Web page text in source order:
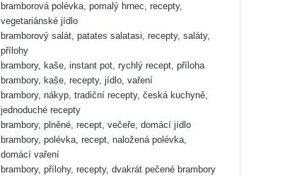
bramborová polévka, pomalý hrnec, recepty,
vegetariánské jídlo
bramborový salát, patates salatasi, recepty, saláty,
přílohy
brambory, kaše, instant pot, rychlý recept, příloha
brambory, kaše, recepty, jídlo, vaření
brambory, nákyp, tradiční recepty, česká kuchyně,
jednoduché recepty
brambory, plněné, recept, večeře, domácí jídlo
brambory, polévka, recept, naložená polévka,
domácí vaření
brambory, přílohy, recepty, dvakrát pečené brambory